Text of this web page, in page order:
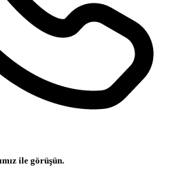
ile görüşün.